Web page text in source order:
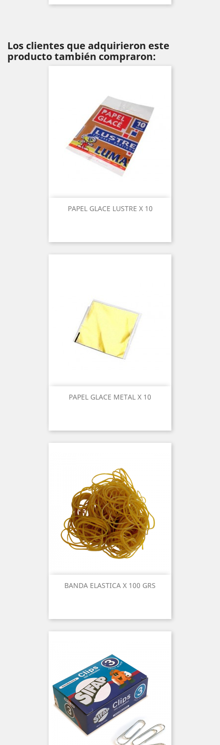
Los clientes que adquirieron este
producto también compraron:
PAPEL GLACE LUSTRE X 10
PAPEL GLACE METAL X 10
BANDA ELASTICA X 100 GRS